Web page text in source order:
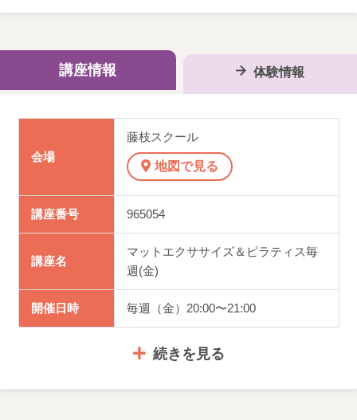
身体を支える筋肉がしっかりして体幹が整えば、姿勢も美しくなりま
す。
健やかな姿勢は、心身ともに良好なコンディション（体調）を生みだ
します。
＜本講座は、振替サービス対象講座です＞
※ヨガとピラティス系の講座は、他のクラスとの振替出
席が可能です。
す。
〇欠席する日の前日20時までにLINEでのご連絡が必要です。
講座情報
会場
藤枝スクール
地図で見る
講座番号 965054
講座名
マットエクササイズ＆ピラティス毎
週(金)
開催日時 毎週（金）20:00〜21:00
続きを見る
体験情報